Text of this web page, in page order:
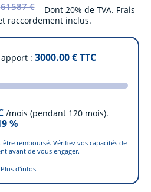
61587 €
Dont 20% de TVA. Frais
raccordement inclus.
3000.00€ TTC
/mois (pendant 120 mois).
%
remboursé. Vérifiez vos capacités de
avant de vous engager.
Plus d'infos.